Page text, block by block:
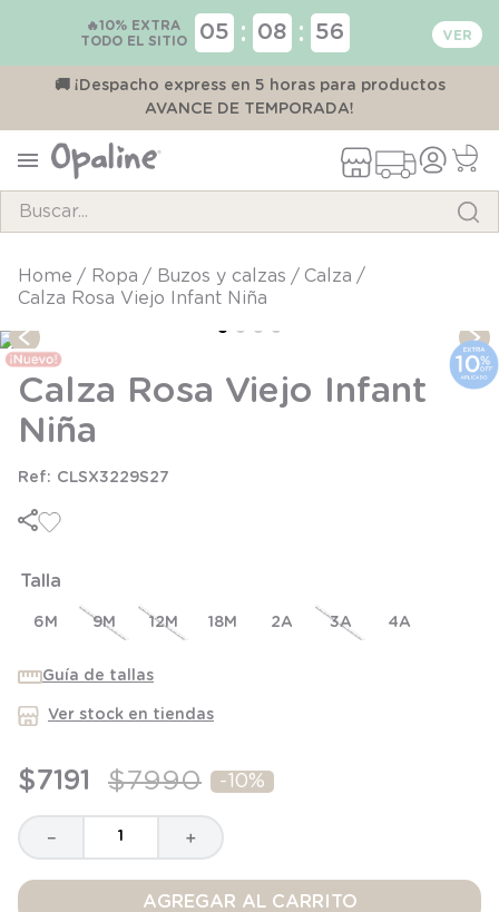
🔥10% EXTRA
TODO EL SITIO
05 : 08 : 56
🚚 ¡Despacho express en 5 horas para productos
AVANCE DE TEMPORADA!
ropa buzos y calzas
calza
Calza Rosa Viejo Infant Niña
Calza Rosa Viejo Infant
Niña
CLSX3229S27
Talla
6M 9M 12M 18M 2A 3A 4A
Guía de tallas
Ver stock en tiendas
$7191 $7990 -10%
＋
－
AGREGAR AL CARRITO
TÉRMINOS MÁS BUSCADOS
2.
3.
zapatillas
.
body
5
manta
8.
9.
saco